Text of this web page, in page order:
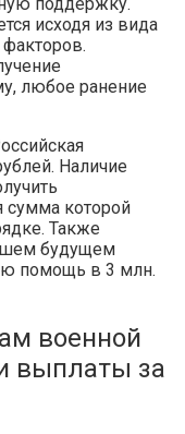
исходя из вида
факторов.
любое ранение
Наличие
которой
Также
будущем
помощь в 3 млн.
военной
выплаты за